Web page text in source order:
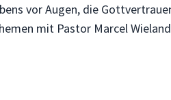
vor Augen, die
mit Pastor Marcel